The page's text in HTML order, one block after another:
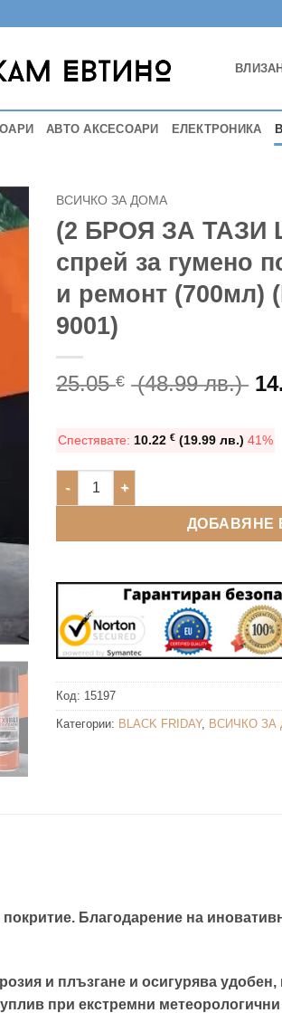
АВТО АКСЕСОАРИ ЕЛЕКТРОНИКА
ВСИЧКО ЗА ДОМА
(2 БРОЯ ЗА ТАЗИ
спрей за гумено
и ремонт (700мл)
9001)
25.05€ (48.99 лв.)
Спестявате: 10.22 € (19.99 лв.) 41%
количество за (2 БРОЯ ЗА ТАЗИ
ДОБАВЯНЕ
Код: 15197
Категории: BLACK FRIDAY, ВСИЧКО ЗА
Благодарение на
и плъзгане и осигурява
при екстремни